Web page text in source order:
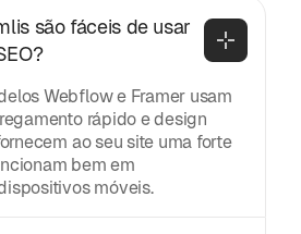
são fáceis de usar
Webflow e Framer usam
rápido e design
ao seu site uma forte
bem em
móveis.